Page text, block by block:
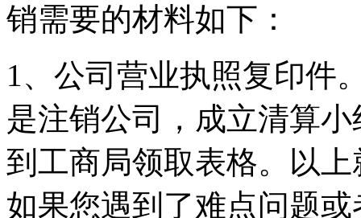
销需要的材料如下：
1、公司营业执照复印件
是注销公司，成立清算
到工商局领取表格。以
如果您遇到了难点问题